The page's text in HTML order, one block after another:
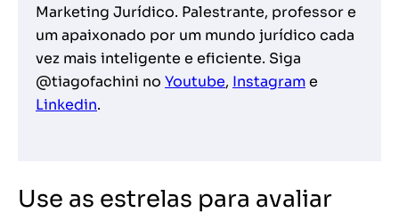
Marketing Jurídico. Palestrante, professor e
um apaixonado por um mundo jurídico cada
vez mais inteligente e eficiente. Siga
@tiagofachini no Youtube, Instagrame
Linkedin.
Use as estrelas para avaliar